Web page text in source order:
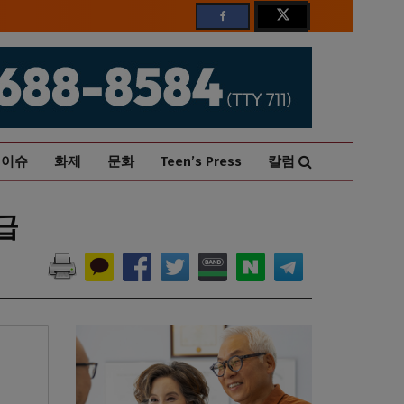
이슈 화제 문화 Teen’s Press 칼럼